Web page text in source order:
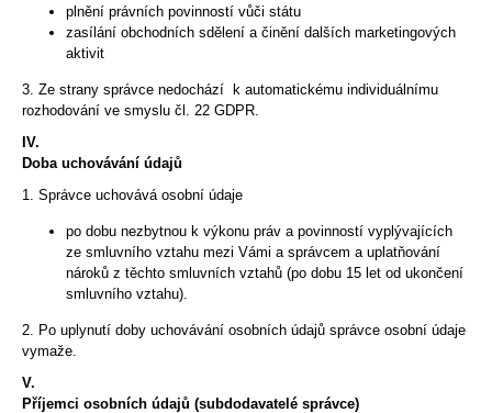
plnění právních povinností vůči státu
zasílání obchodních sdělení a činění dalších marketingových
aktivit
3. Ze strany správce nedochází k automatickému individuálnímu
rozhodování ve smyslu čl. 22 GDPR.
IV.
Doba uchovávání údajů
1. Správce uchovává osobní údaje
po dobu nezbytnou k výkonu práv a povinností vyplývajících
ze smluvního vztahu mezi Vámi a správcem a uplatňování
nároků z těchto smluvních vztahů (po dobu 15 let od ukončení
smluvního vztahu).
2. Po uplynutí doby uchovávání osobních údajů správce osobní údaje
vymaže.
V.
Příjemci osobních údajů (subdodavatelé správce)